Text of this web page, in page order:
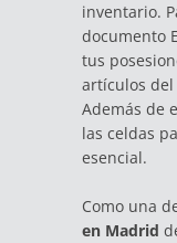
inventario.
documento
tus
artículos del
Además de
las celdas
esencial.
Como una
en Madrid